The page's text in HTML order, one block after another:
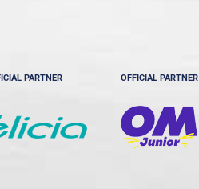
PARTNER OFFICIAL PARTNER